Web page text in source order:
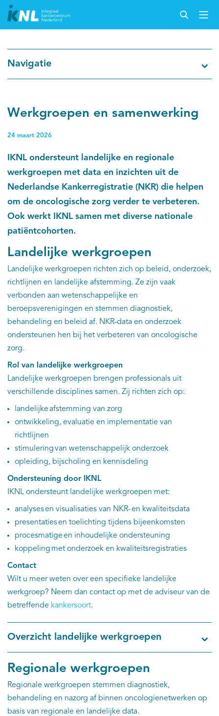
Cijfers over kanker
Thema's
Over IKNL
Kanker & leven
Palliatieve zorg
IKNL and the NCR
Dure geneesmiddelen
Itemsets
Projecten
Trials
Webshop
Navigatie
Werkgroepen en samenwerking
24 maart 2026
IKNL ondersteunt landelijke en regionale
werkgroepen met data en inzichten uit de
Nederlandse Kankerregistratie (NKR) die helpen
om de oncologische zorg verder te verbeteren.
Ook werkt IKNL samen met diverse nationale
patiëntcohorten.
Landelijke werkgroepen
Landelijke werkgroepen richten zich op beleid, onderzoek,
richtlijnen en landelijke afstemming. Ze zijn vaak
verbonden aan wetenschappelijke en
beroepsverenigingen en stemmen diagnostiek,
behandeling en beleid af. NKR-data en onderzoek
ondersteunen hen bij het verbeteren van oncologische
zorg.
Rol van landelijke werkgroepen
Landelijke werkgroepen brengen professionals uit
verschillende disciplines samen. Zij richten zich op:
landelijke afstemming van zorg
ontwikkeling, evaluatie en implementatie van
richtlijnen
stimulering van wetenschappelijk onderzoek
opleiding, bijscholing en kennisdeling
Ondersteuning door IKNL
IKNL ondersteunt landelijke werkgroepen met:
analyses en visualisaties van NKR- en kwaliteitsdata
presentaties en toelichting tijdens bijeenkomsten
procesmatige en inhoudelijke ondersteuning
koppeling met onderzoek en kwaliteitsregistraties
Contact
Wilt u meer weten over een specifieke landelijke
werkgroep? Neem dan contact op met de adviseur van de
betreffende kankersoort.
Overzicht landelijke werkgroepen
Regionale werkgroepen
Regionale werkgroepen stemmen diagnostiek,
behandeling en nazorg af binnen oncologienetwerken op
basis van regionale en landelijke data.